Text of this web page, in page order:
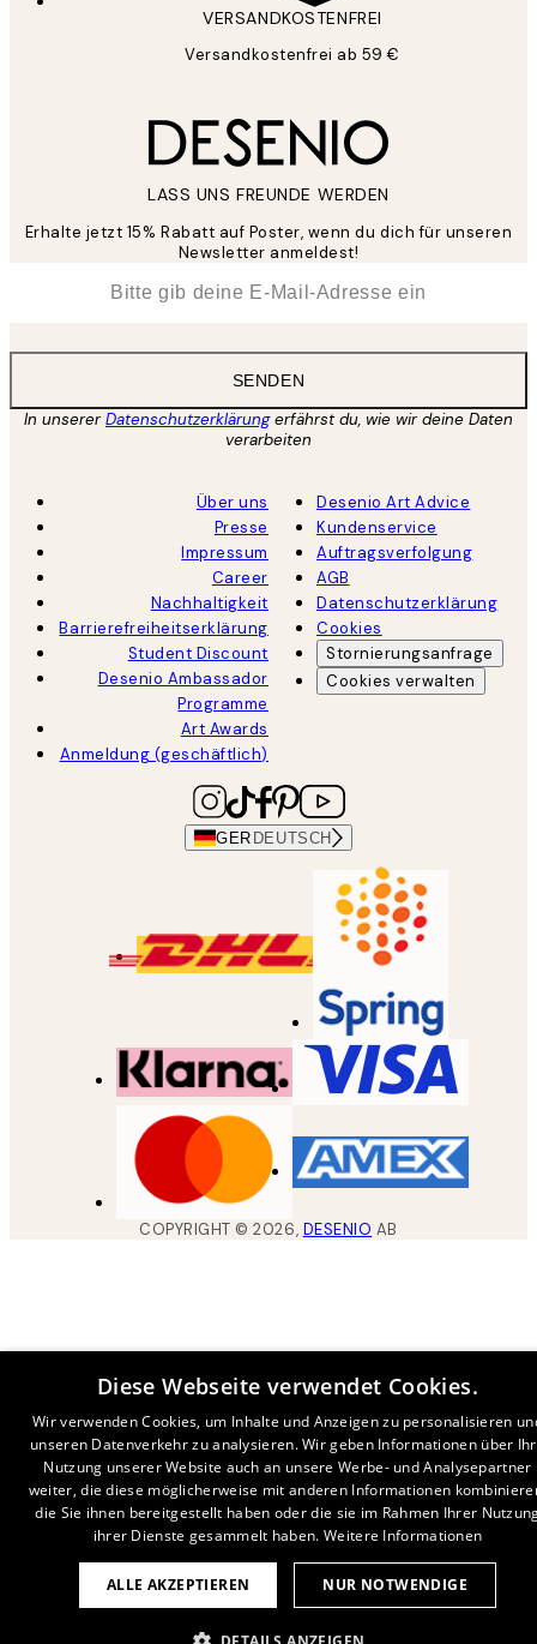
VERSANDKOSTENFREI
Versandkostenfrei ab 59 €
LASS UNS FREUNDE WERDEN
Erhalte jetzt 15% Rabatt auf Poster, wenn du dich für unseren
Newsletter anmeldest!
SENDEN
In unsererDatenschutzerklärungerfährst du, wie wir deine Daten
verarbeiten
Über uns
Presse
Impressum
Career
Nachhaltigkeit
Barrierefreiheitserklärung
Student Discount
Desenio Ambassador
Programme
Art Awards
Anmeldung (geschäftlich)
Desenio Art Advice
Kundenservice
Auftragsverfolgung
AGB
Datenschutzerklärung
Cookies
Stornierungsanfrage
Cookies verwalten
GER DEUTSCH
COPYRIGHT ©2026, DESENIO AB
Diese Webseite verwendet Cookies.
Wir verwenden Cookies, um Inhalte und Anzeigen zu personalisieren
unseren Datenverkehr zu analysieren. Wir geben Informationen über
Nutzung unserer Website auch an unsere Werbe- und Analysepartner
weiter, die diese möglicherweise mit anderen Informationen
die Sie ihnen bereitgestellt haben oder die sie im Rahmen Ihrer
ihrer Dienste gesammelt haben. Weitere Informationen
ALLE AKZEPTIEREN NUR NOTWENDIGE